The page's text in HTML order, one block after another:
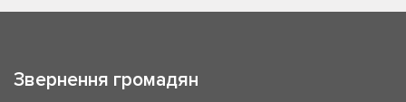
Звернення громадян